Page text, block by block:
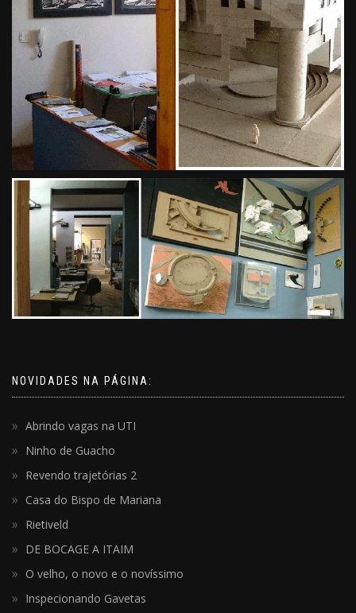
NOVIDADES NA PÁGINA:
Abrindo vagas na UTI
Ninho de Guacho
Revendo trajetórias 2
Casa do Bispo de Mariana
Rietiveld
DE BOCAGE A ITAIM
O velho, o novo e o novíssimo
Inspecionando Gavetas